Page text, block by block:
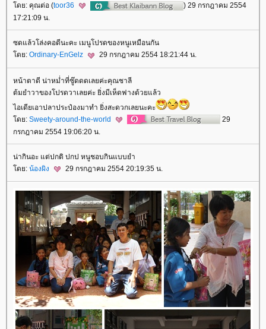
ดย: คุณต่อ (toor36
) 29 กรกฎาคม 2554
17:21:09 น.
ซดแล้วโล่งคอดีนะคะ เมนูโปรดของหนูเหมือนกัน
ดย: Ordinary-EnGelz 29 กรกฎาคม 2554 18:21:44 น.
หน้าตาดี น่าหม่ำที่ซู๊ดดดเลยค่ะคุณชาลี
ต้มยำวาของโปรดวาเลยค่ะ ยิ่งมีเห็ดฟางด้วยแล้ว
ไอเดียเอาปลาประป๋องมาทำ ยิ่งสะดวกเลยนะคะ
ดย: Sweety-around-the-world
29
กรกฎาคม 2554 19:06:20 น.
น่ากินอะ แต่ปกติ ปกป หนูชอบกินแบบยำ
ดย: น้องผิง 29 กรกฎาคม 2554 20:19:35 น.